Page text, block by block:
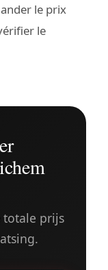
le prix
le
totale prijs